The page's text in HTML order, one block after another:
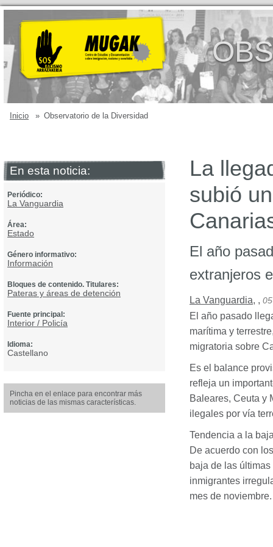
Inicio » Observatorio de la Diversidad
En esta noticia:
Periódico:
La Vanguardia
Área:
Estado
Género informativo:
Información
Bloques de contenido. Titulares:
Pateras y áreas de detención
Fuente principal:
Interior / Policía
Idioma:
Castellano
Pincha en el enlace para encontrar más
noticias de las mismas características.
La
subió
El año
extranjeros
La Vanguardia, ,
El año pasado
marítima y
migratoria sobre
Es el balance
refleja un
Baleares, Ceuta y
ilegales por vía
Tendencia a la
De acuerdo con
baja de las
inmigrantes
mes de noviembre.